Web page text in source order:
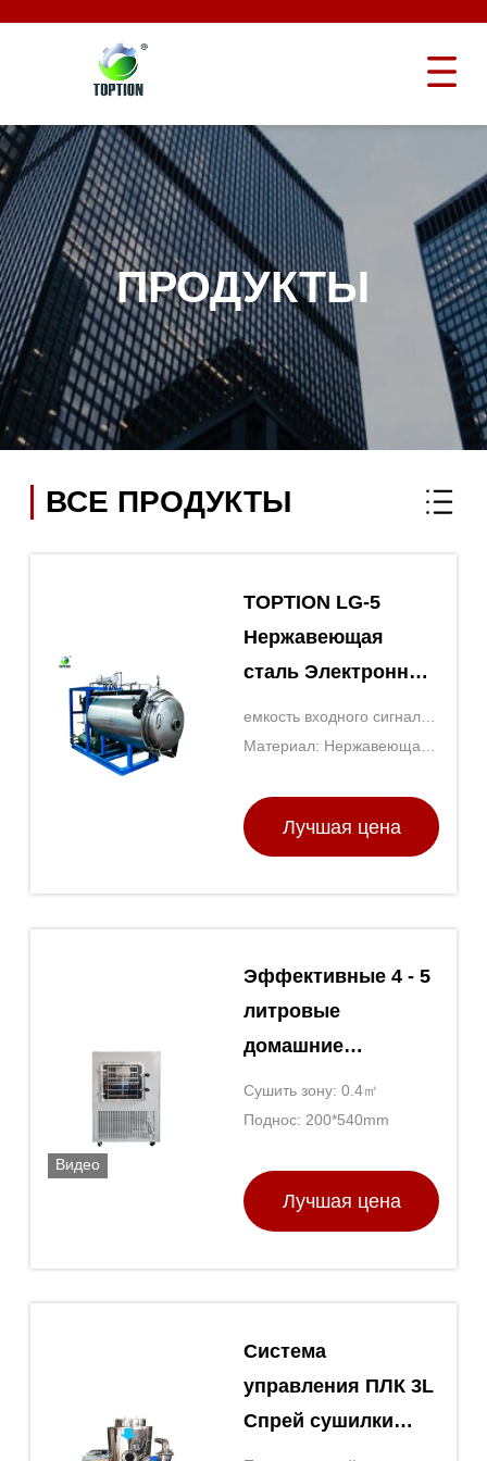
ПРОДУКТЫ
ВСЕ ПРОДУКТЫ
TOPTION LG-5
Нержавеющая
сталь Электронный
сушильщик
характеристики
емкость входного сигнала:
50 кг
Материал: Нержавеющая
Лучшая цена
Видео
Эффективные 4 - 5
литровые
домашние
морозильные
сушилки сохраняют
Сушить зону: 0.4㎡
Поднос: 200*540mm
Лучшая цена
Система
управления ПЛК 3L
Спрей сушилки
оборудование для